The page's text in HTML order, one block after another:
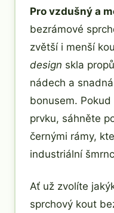
Pro vzdušný a
bezrámové
zvětší i menší
design skla
nádech a
bonusem.
prvku, sáhněte
černými rámy,
industriální
Ať už zvolíte
sprchový kout